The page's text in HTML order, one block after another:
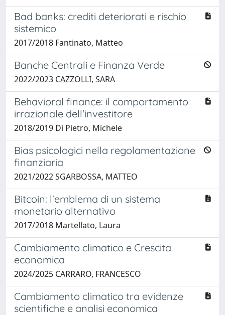
Bad banks: crediti deteriorati e rischio
sistemico
2017/2018 Fantinato, Matteo
Banche Centrali e Finanza Verde
2022/2023 CAZZOLLI, SARA
Behavioral finance: il comportamento
irrazionale dell'investitore
2018/2019 Di Pietro, Michele
Bias psicologici nella regolamentazione
finanziaria
2021/2022 SGARBOSSA, MATTEO
Bitcoin: l'emblema di un sistema
monetario alternativo
2017/2018 Martellato, Laura
Cambiamento climatico e Crescita
economica
2024/2025 CARRARO, FRANCESCO
Cambiamento climatico tra evidenze
scientifiche e analisi economica